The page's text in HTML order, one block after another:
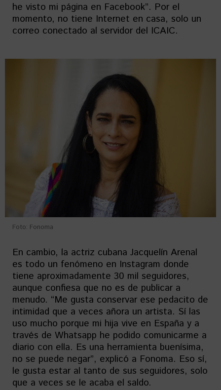
he visto mi página en Facebook”. Por el
momento, no tiene Internet en casa, solo un
correo conectado al servidor del ICAIC.
Foto: Fonoma
En cambio, la actriz cubana Jacquelín Arenal
es todo un fenómeno en Instagram donde
tiene aproximadamente 30 mil seguidores,
aunque confiesa que no es de publicar a
menudo. “Me gusta conservar ese pedacito de
intimidad que a veces añora un artista. Sí las
uso mucho porque mi hija vive en España y a
través de Whatsapp he podido comunicarme a
diario con ella. Es una herramienta buenísima,
no se puede negar”, explicó a Fonoma. Eso sí,
le gusta estar al tanto de sus seguidores, solo
que a veces se le acaba el saldo.